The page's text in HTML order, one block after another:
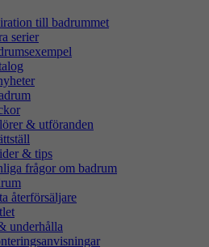
till badrummet
serier
& utföranden
& tips
frågor om badrum
återförsäljare
underhålla